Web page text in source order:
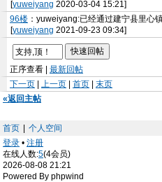
[yuweiyang 2020-03-04 15:21]
96楼 ：yuweiyang:已经通过建宁县里心
[yuweiyang 2021-09-23 09:34]
正序查看 | 最新回帖
下一页
上一页 首页
末页
«返回主帖
首页
个人空间
登录 • 注册
在线人数:5(4会员)
2026-08-08 21:21
Powered By phpwind